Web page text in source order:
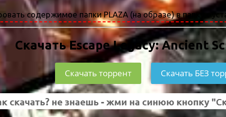
содержимое папки PLAZA (на образе) в папку с
Скачать Escape Legacy: Ancient
Скачать торрент Скачать БЕЗ